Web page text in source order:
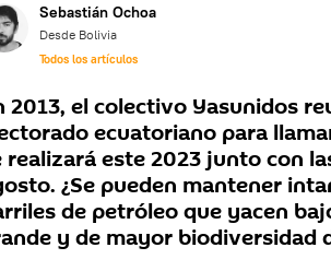
Sebastián Ochoa
Desde Bolivia
Todos los artículos
2013, el colectivo Yasunidos
ecuatoriano para
realizará este 2023 junto con
¿Se pueden mantener
de petróleo que yacen
y de mayor biodiversidad